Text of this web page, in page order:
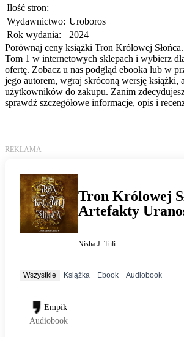
Ilość stron:
Wydawnictwo: Uroboros
Rok wydania:
2024
Porównaj ceny książki Tron Królowej
Tom 1 w internetowych sklepach i wybierz
ofertę. Zobacz u nas podgląd ebooka lub w
jego autorem, wgraj skróconą wersję książki,
użytkowników do zakupu. Zanim
sprawdź szczegółowe informacje, opis i